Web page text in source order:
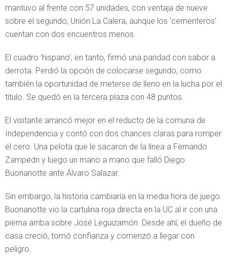
mantuvo al frente con 57 unidades, con ventaja de nueve
sobre el segundo, Unión La Calera, aunque los ‘cementeros’
cuentan con dos encuentros menos.
El cuadro ‘hispano’, en tanto, firmó una paridad con sabor a
derrota. Perdió la opción de colocarse segundo, como
también la oportunidad de meterse de lleno en la lucha por el
título. Se quedó en la tercera plaza con 48 puntos.
El visitante arrancó mejor en el reducto de la comuna de
Independencia y contó con dos chances claras para romper
el cero. Una pelota que le sacaron de la línea a Fernando
Zampedri y luego un mano a mano que falló Diego
Buonanotte ante Álvaro Salazar.
Sin embargo, la historia cambiaría en la media hora de juego.
Buonanotte vio la cartulina roja directa en la UC al ir con una
pierna arriba sobre José Leguizamón. Desde ahí, el dueño de
casa creció, tomó confianza y comenzó a llegar con
peligro.